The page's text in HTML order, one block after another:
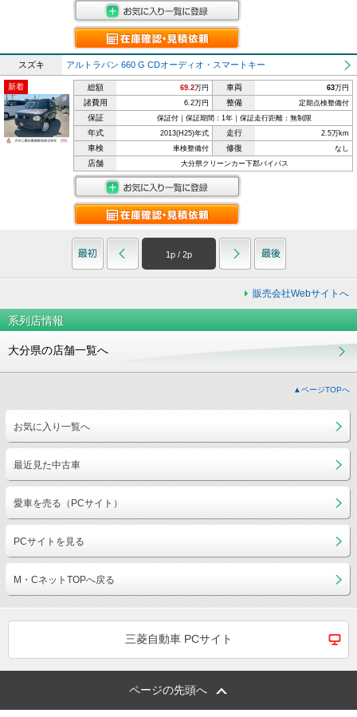
スズキ アルトラパン 660 G CDオーディオ・スマートキー
新着 総額 69.2万円 車両 63万円
諸費用 6.2万円 整備 定期点検整備付
保証 保証付｜保証期間：1年｜保証走行距離：無制限
年式 2013(H25)年式 走行 2.5万km
車検 車検整備付 修復 なし
店舗 大分県クリーンカー下郡バイパス
1p / 2p
販売会社Webサイトへ
系列店情報
大分県の店舗一覧へ
▲ページTOPへ
お気に入り一覧へ
最近見た中古車
愛車を売る（PCサイト）
PCサイトを見る
M・CネットTOPへ戻る
三菱自動車 PCサイト
ページの先頭へ